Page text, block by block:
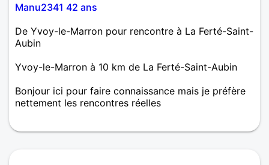
Manu2341 42 ans
De Yvoy-le-Marron pour rencontre à La Ferté-Saint-
Aubin
Yvoy-le-Marron à 10 km de La Ferté-Saint-Aubin
Bonjour ici pour faire connaissance mais je préfère
nettement les rencontres réelles